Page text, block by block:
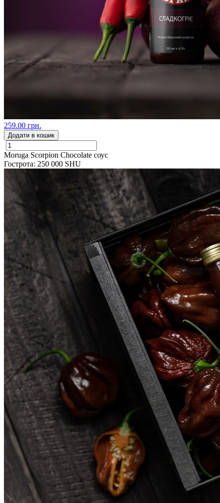
259.00 грн.
Додати в кошик
Moruga Scorpion Chocolate соус
Гострота: 250 000 SHU